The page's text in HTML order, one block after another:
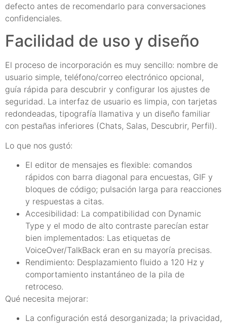
defecto antes de recomendarlo para conversaciones
confidenciales.
Facilidad de uso y diseño
El proceso de incorporación es muy sencillo: nombre de
usuario simple, teléfono/correo electrónico opcional,
guía rápida para descubrir y configurar los ajustes de
seguridad. La interfaz de usuario es limpia, con tarjetas
redondeadas, tipografía llamativa y un diseño familiar
con pestañas inferiores (Chats, Salas, Descubrir, Perfil).
Lo que nos gustó:
El editor de mensajes es flexible: comandos
rápidos con barra diagonal para encuestas, GIF y
bloques de código; pulsación larga para reacciones
y respuestas a citas.
Accesibilidad: La compatibilidad con Dynamic
Type y el modo de alto contraste parecían estar
bien implementados: Las etiquetas de
VoiceOver/TalkBack eran en su mayoría precisas.
Rendimiento: Desplazamiento fluido a 120 Hz y
comportamiento instantáneo de la pila de
retroceso.
Qué necesita mejorar:
La configuración está desorganizada; la privacidad,